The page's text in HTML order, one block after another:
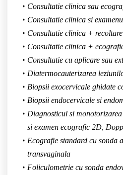
Consultatie clinica sau
Consultatie clinica si
Consultatie clinica +
Consultatie clinica +
Consultatie cu aplicare sau
Diatermocauterizarea
Biopsii exocervicale ghidate
Biopsii endocervicale si
Diagnosticul si
si examen ecografic 2D,
Ecografie standard cu sonda
transvaginala
Foliculometrie cu sonda